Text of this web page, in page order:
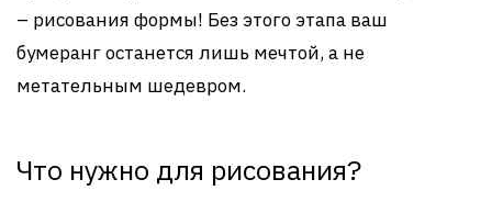
– рисования формы! Без этого этапа ваш
бумеранг останется лишь мечтой, а не
метательным шедевром.
Что нужно для рисования?